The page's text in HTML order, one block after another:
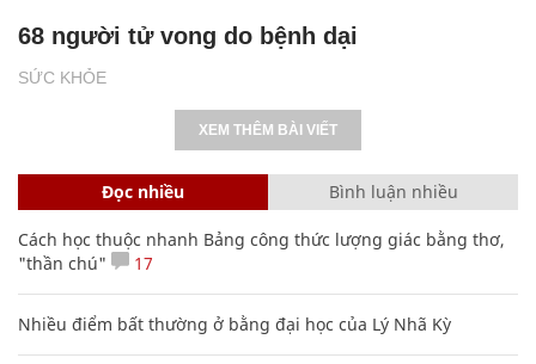
SỨC KHỎE
68 người tử vong do bệnh dại
XEM THÊM BÀI VIẾT
Đọc nhiều Bình luận nhiều
Cách học thuộc nhanh Bảng công thức lượng giác bằng thơ,
"thần chú"
17
Nhiều điểm bất thường ở bằng đại học của Lý Nhã Kỳ